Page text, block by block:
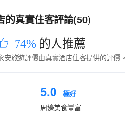
的真實住客評論(50)
74% 的人推薦
安旅遊評價由真實酒店住客提供的評價。
5.0 極好
周邊美食豐富